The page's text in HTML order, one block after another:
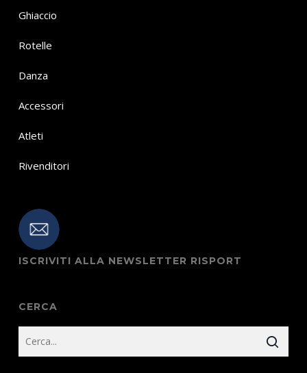
Ghiaccio
Rotelle
Danza
Accessori
Atleti
Rivenditori
ISCRIVITI ALLA NEWSLETTER RISPORT
CERCA